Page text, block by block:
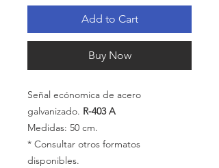
Add to Cart
Buy Now
Señal ecónomica de acero
galvanizado. R-403 A
Medidas: 50 cm.
* Consultar otros formatos
disponibles.